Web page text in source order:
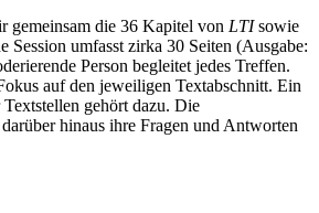
gemeinsam die 36 Kapitel von LTIsowie
Session umfasst zirka 30 Seiten (Ausgabe:
Person begleitet jedes Treffen.
auf den jeweiligen Textabschnitt. Ein
gehört dazu. Die
hinaus ihre Fragen und Antworten